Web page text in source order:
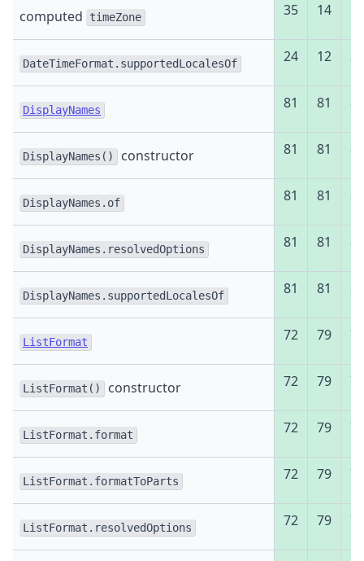
computed timeZone 35 14
DateTimeFormat.supportedLocalesOf 24 12 29
DisplayNames 81 81 86
DisplayNames() constructor 81 81 86
DisplayNames.of 81 81 86
DisplayNames.resolvedOptions 81 81 86
DisplayNames.supportedLocalesOf 81 81 86
ListFormat 72 79 78
ListFormat() constructor 72 79 78
ListFormat.format 72 79 78
ListFormat.formatToParts 72 79 78
ListFormat.resolvedOptions 72 79 78